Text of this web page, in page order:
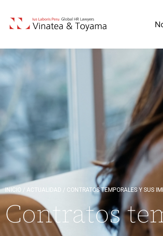
INICIO / ACTUALIDAD / CONTRATOS TEMPORALES Y SUS
Contratos